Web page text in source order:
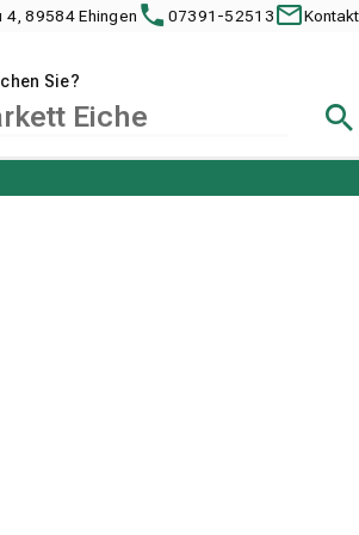
4, 89584 Ehingen 07391-52513 Kontakt
Sie?